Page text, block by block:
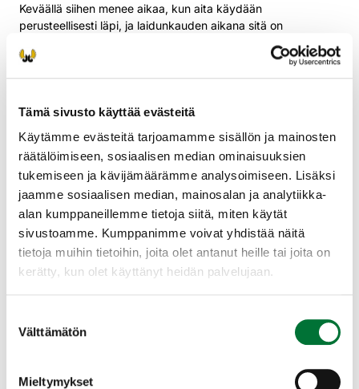
Tämä sivusto käyttää evästeitä
Käytämme evästeitä tarjoamamme sisällön ja mainosten
räätälöimiseen, sosiaalisen median ominaisuuksien
tukemiseen ja kävijämäärämme analysoimiseen. Lisäksi
jaamme sosiaalisen median, mainosalan ja analytiikka-
alan kumppaneillemme tietoja siitä, miten käytät
sivustoamme. Kumppanimme voivat yhdistää näitä
tietoja muihin tietoihin, joita olet antanut heille tai joita on
kerätty, kun olet käyttänyt heidän palvelujaan.
valinta
Välttämätön
Mieltymykset
Keväällä siihen menee aikaa, kun aita käydään
perusteellisesti läpi, ja laidunkauden aikana sitä on
seurattava ja alusia niitettävä jatkuvasti. Vaivannäkö
kuitenkin kannattaa, koska toimiva aita on paras keino
ehkäistä vahinkoja, kertoo suurpetosuunnittelija Mikko
Materiaalit haettavissa Suomen
riistakeskukselta
Suomen riistakeskus voi myöntää perustellun hakemuksen
pohjalta materiaalit sähköistettyyn suurpetoaitaan
elinkeinonharjoittajalle, joka suojaa viljeltyjä laitumia.
Hakemus tehdäänriista.fi-sivustollaolevalla lomakkeella.
Materiaalitukea ei myönnetä, jos aitaamiseen on mahdollista
saada tukea muusta lähteestä, kuten maatalousluonnon ja
Suurpetosuunnittelijat tilallisten
apuna